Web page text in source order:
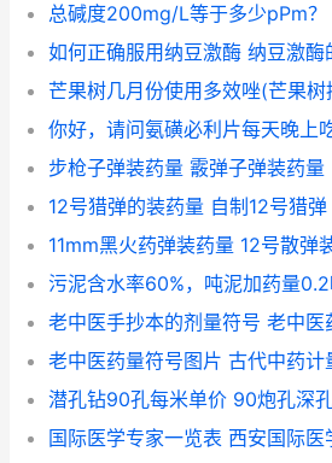
如何正确服用纳豆激酶 纳豆激酶
芒果树几月份使用多效唑(芒果树
步枪子弹装药量 霰弹子弹装药量
12号猎弹的装药量 自制12号猎弹
11mm黑火药弹装药量 12号散弹
老中医手抄本的剂量符号 老中医
老中医药量符号图片 古代中药计
潜孔钻90孔每米单价 90炮孔深